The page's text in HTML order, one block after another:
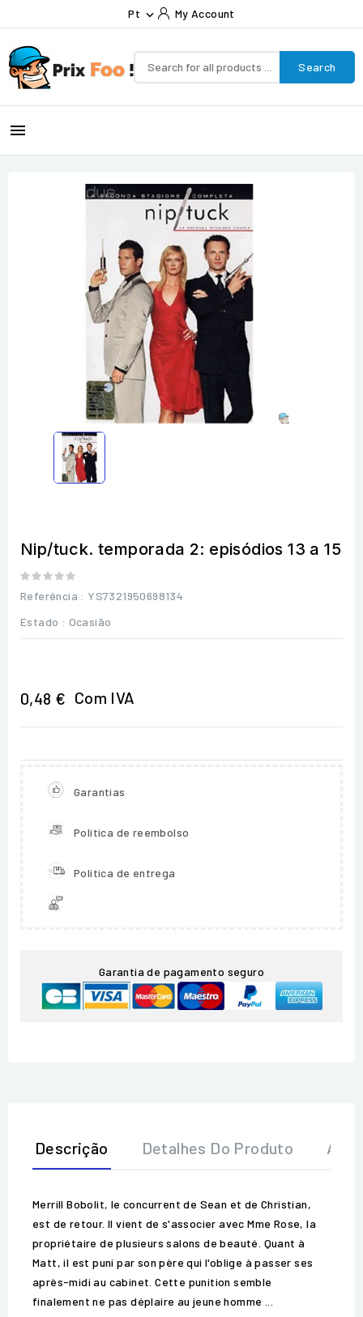
Pt  My Account
Search

Nip/tuck. temporada 2: episódios 13 a 15
Referência : YS7321950698134
Estado : Ocasião
0,48 € Com IVA
Garantias
Política de reembolso
Política de entrega
Garantia de pagamento seguro
Descrição Detalhes Do Produto
Merrill Bobolit, le concurrent de Sean et de Christian,
est de retour. Il vient de s'associer avec Mme Rose, la
propriétaire de plusieurs salons de beauté. Quant à
Matt, il est puni par son père qui l'oblige à passer ses
après-midi au cabinet. Cette punition semble
finalement ne pas déplaire au jeune homme ...